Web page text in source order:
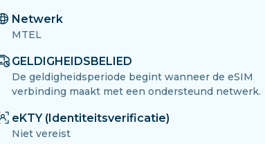
Netwerk
MTEL
GELDIGHEIDSBELIED
De geldigheidsperiode begint wanneer de eSIM
verbinding maakt met een ondersteund netwerk.
eKTY (Identiteitsverificatie)
Niet vereist